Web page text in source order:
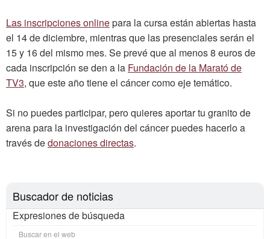
Las inscripciones onlinepara la cursa están abiertas hasta
el 14 de diciembre, mientras que las presenciales serán el
15 y 16 del mismo mes. Se prevé que al menos 8 euros de
cada inscripción se den a la Fundación de la Marató de
TV3, que este año tiene el cáncer como eje temático.
Si no puedes participar, pero quieres aportar tu granito de
arena para la investigación del cáncer puedes hacerlo a
través dedonaciones directas.
Buscador de noticias
Expresiones de búsqueda